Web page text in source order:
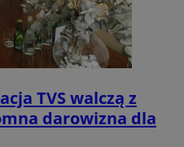
TVS walczą z
darowizna dla